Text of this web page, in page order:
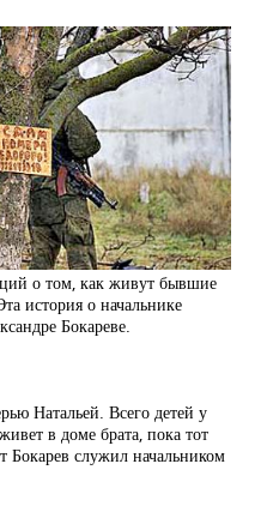
о том, как живут бывшие
история о начальнике
Бокареве.
Натальей. Всего детей у
в доме брата, пока тот
Бокарев служил начальником